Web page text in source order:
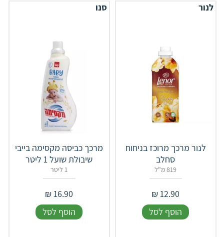
לנור
לנור מרכך מרוכז בניחוח
סחלב
819 מ"ל
12.90
₪
הוסף לסל
סנו
מרכך כביסה מקסימה בייבי
שיבולת שועל 1 ליטר
1 ליטר
16.90
₪
הוסף לסל